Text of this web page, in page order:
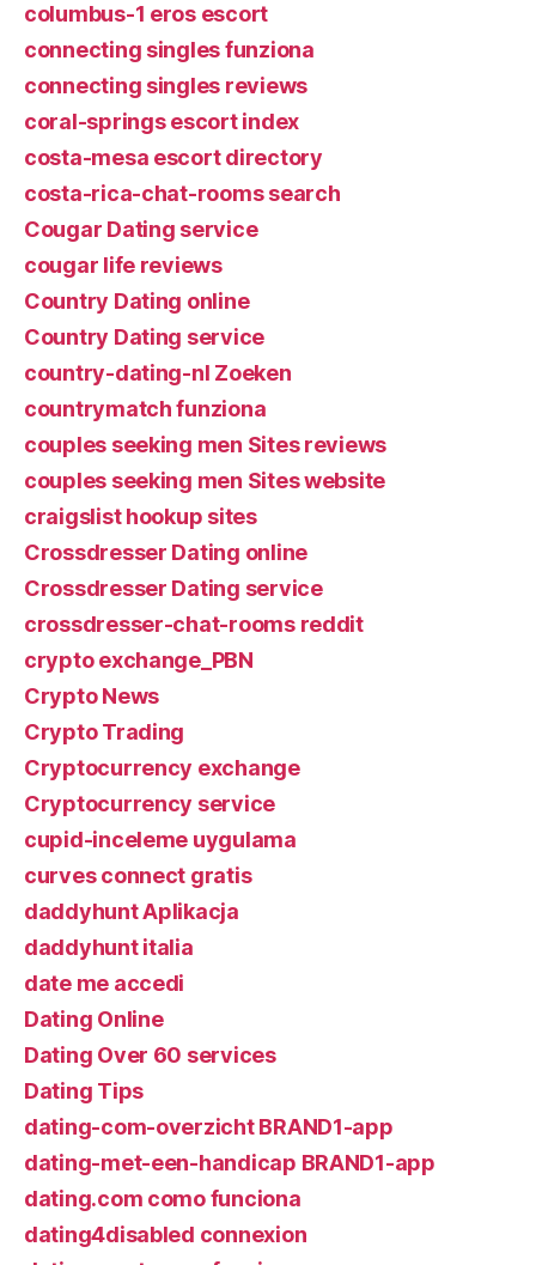
columbus-1 eros escort
connecting singles funziona
connecting singles reviews
coral-springs escort index
costa-mesa escort directory
costa-rica-chat-rooms search
Cougar Dating service
cougar life reviews
Country Dating online
Country Dating service
country-dating-nl Zoeken
countrymatch funziona
couples seeking men Sites reviews
couples seeking men Sites website
craigslist hookup sites
Crossdresser Dating online
Crossdresser Dating service
crossdresser-chat-rooms reddit
crypto exchange_PBN
Crypto News
Crypto Trading
Cryptocurrency exchange
Cryptocurrency service
cupid-inceleme uygulama
curves connect gratis
daddyhunt Aplikacja
daddyhunt italia
date me accedi
Dating Online
Dating Over 60 services
Dating Tips
dating-com-overzicht BRAND1-app
dating-met-een-handicap BRAND1-app
dating.com como funciona
dating4disabled connexion